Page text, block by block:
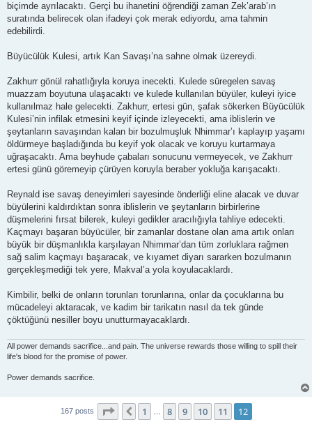
biçimde ayrılacaktı. Gerçi bu ihanetini öğrendiği zaman Zek’arab’ın
suratında belirecek olan ifadeyi çok merak ediyordu, ama tahmin
edebilirdi.
Büyücülük Kulesi, artık Kan Savaşı’na sahne olmak üzereydi.
Zakhurr gönül rahatlığıyla koruya inecekti. Kulede süregelen savaş
muazzam boyutuna ulaşacaktı ve kulede kullanılan büyüler, kuleyi iyice
kullanılmaz hale gelecekti. Zakhurr, ertesi gün, şafak sökerken Büyücülük
Kulesi’nin infilak etmesini keyif içinde izleyecekti, ama iblislerin ve
şeytanların savaşından kalan bir bozulmuşluk Nhimmar’ı kaplayıp yaşamı
öldürmeye başladığında bu keyif yok olacak ve koruyu kurtarmaya
uğraşacaktı. Ama beyhude çabaları sonucunu vermeyecek, ve Zakhurr
ertesi günü göremeyip çürüyen koruyla beraber yokluğa karışacaktı.
Reynald ise savaş deneyimleri sayesinde önderliği eline alacak ve duvar
büyülerini kaldırdıktan sonra iblislerin ve şeytanların birbirlerine
düşmelerini fırsat bilerek, kuleyi gedikler aracılığıyla tahliye edecekti.
Kaçmayı başaran büyücüler, bir zamanlar dostane olan ama artık onları
büyük bir düşmanlıkla karşılayan Nhimmar’dan tüm zorluklara rağmen
sağ salim kaçmayı başaracak, ve kıyamet diyarı sararken bozulmanın
gerçekleşmediği tek yere, Makval’a yola koyulacaklardı.
Kimbilir, belki de onların torunları torunlarına, onlar da çocuklarına bu
mücadeleyi aktaracak, ve kadim bir tarikatın nasıl da tek günde
çöktüğünü nesiller boyu unutturmayacaklardı.
All power demands sacrifice...and pain. The universe rewards those willing to spill their
life's blood for the promise of power.
Power demands sacrifice.
167 posts Page 12 of 12
Previous
1 8 9 10 11 12